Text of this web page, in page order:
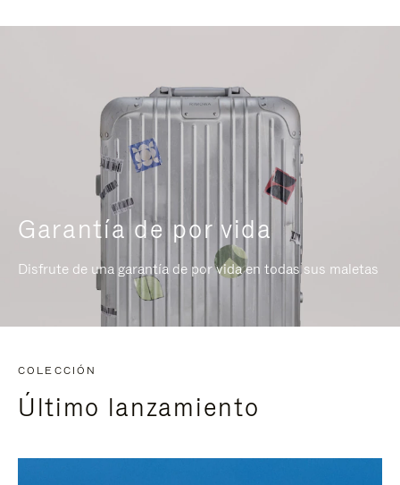
Garantía de por vida
Disfrute de una garantía de por vida en todas sus maletas
COLECCIÓN
Último lanzamiento